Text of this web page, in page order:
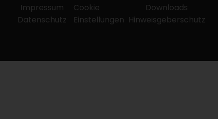
Impressum
Datenschutz
Cookie
Einstellungen
Downloads
Hinweisgeberschutz